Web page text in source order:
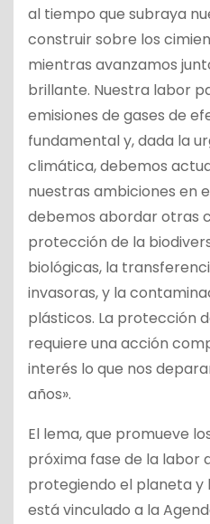
al tiempo que subraya
construir sobre los
mientras avanzamos
brillante. Nuestra labor
emisiones de gases de
fundamental y, dada la
climática, debemos
nuestras ambiciones en
debemos abordar otras
protección de la
biológicas, la
invasoras, y la
plásticos. La protección
requiere una acción
interés lo que nos
años».
El lema, que promueve
próxima fase de la labor
protegiendo el planeta y
está vinculado a la